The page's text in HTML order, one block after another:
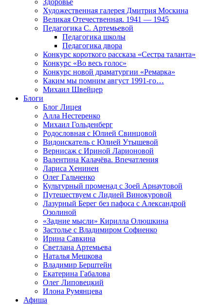
Здоровье
Художественная галерея Дмитрия Москина
Великая Отечественная. 1941 — 1945
Педагогика С. Артемьевой
Педагогика школы
Педагогика двора
Конкурс короткого рассказа «Сестра таланта»
Конкурс «Во весь голос»
Конкурс новой драматургии «Ремарка»
Каким мы помним август 1991-го…
Михаил Швейцер
Блоги
Блог Лицея
Алла Нестеренко
Михаил Гольденберг
Родословная с Юлией Свинцовой
Видоискатель с Юлией Утышевой
Вернисаж с Ириной Ларионовой
Валентина Калачёва. Впечатления
Лариса Хенинен
Олег Гальченко
Культурный променад с Зоей Арнаутовой
Путешествуем с Лидией Винокуровой
Лазурный Берег без пафоса с Александрой
Озолиной
«Задние мысли» Кирилла Олюшкина
Застолье с Владимиром Софиенко
Ирина Савкина
Светлана Артемьева
Наталья Мешкова
Владимир Берштейн
Екатерина Габалова
Олег Липовецкий
Илона Румянцева
Афиша